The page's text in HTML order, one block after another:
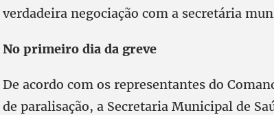
verdadeira negociação com a secretária
No primeiro dia da greve
De acordo com os representantes do
de paralisação, a Secretaria Municipal de